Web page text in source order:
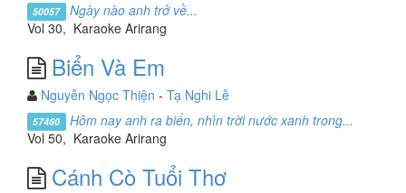
50057 Ngày nào anh trở về...
Vol 30, Karaoke Arirang
Biển Và Em
Nguyễn Ngọc Thiện - Tạ Nghi Lễ
57460 Hôm nay anh ra biển, nhìn trời nước xanh trong...
Vol 50, Karaoke Arirang
Cánh Cò Tuổi Thơ